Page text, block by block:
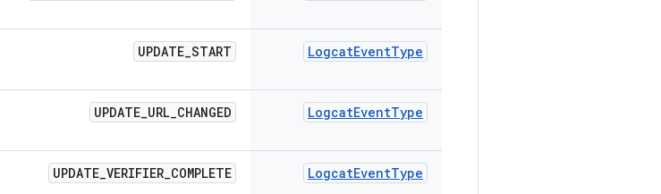
LogcatEventType
UPDATE_START
LogcatEventType
UPDATE_URL_CHANGED
LogcatEventType
UPDATE_VERIFIER_COMPLETE